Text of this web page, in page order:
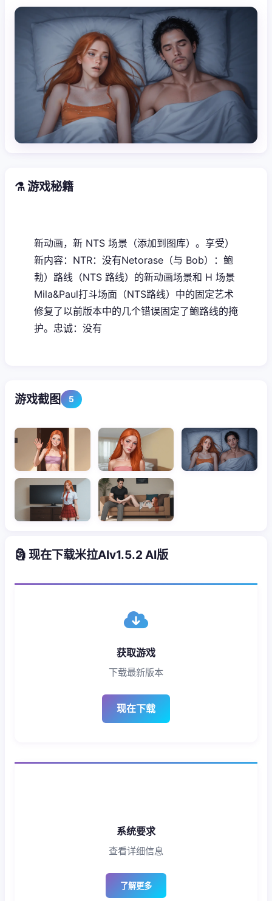
⚗️ 游戏秘籍
新动画，新 NTS 场景（添加到图库）。享受）
新内容：NTR：没有Netorase（与 Bob）：鲍
勃）路线（NTS 路线）的新动画场景和 H 场景
Mila&Paul打斗场面（NTS路线）中的固定艺术
修复了以前版本中的几个错误固定了鲍路线的掩
护。忠诚：没有
游戏截图 5
🗿 现在下载米拉AIv1.5.2 AI版
获取游戏
下载最新版本
现在下载
系统要求
查看详细信息
了解更多